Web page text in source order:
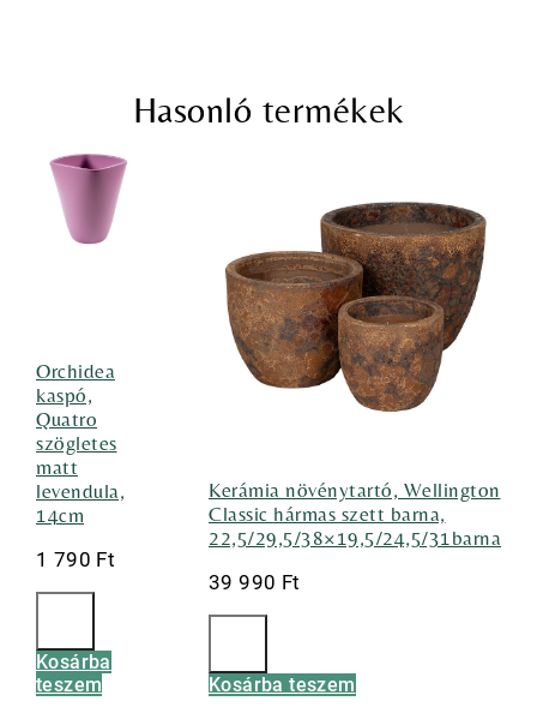
Hasonló termékek
Orchidea
kaspó,
Quatro
szögletes
matt
levendula,
14cm
1 790 Ft
Kosárba
teszem
Kerámia növénytartó, Wellington
Classic hármas szett barna,
22,5/29,5/38×19,5/24,5/31barna
39 990 Ft
Kosárba teszem